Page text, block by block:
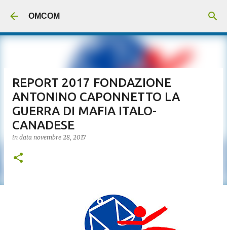
OMCOM
REPORT 2017 FONDAZIONE
ANTONINO CAPONNETTO LA
GUERRA DI MAFIA ITALO-
CANADESE
in data novembre 28, 2017